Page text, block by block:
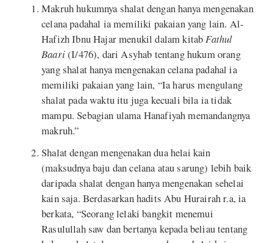
Makruh hukumnya shalat dengan hanya mengenakan
celana padahal ia memiliki pakaian yang lain. Al-
Hafizh Ibnu Hajar menukil dalam kitabFathul
Baari(I/476), dari Asyhab tentang hukum orang
yang shalat hanya mengenakan celana padahal ia
memiliki pakaian yang lain, “Ia harus mengulang
shalat pada waktu itu juga kecuali bila ia tidak
mampu. Sebagian ulama Hanafiyah memandangnya
makruh.”
Shalat dengan mengenakan dua helai kain
(maksudnya baju dan celana atau sarung) lebih baik
daripada shalat dengan hanya mengenakan sehelai
kain saja. Berdasarkan hadits Abu Hurairah r.a, ia
berkata, “Seorang lelaki bangkit menemui
Rasulullah saw dan bertanya kepada beliau tentang